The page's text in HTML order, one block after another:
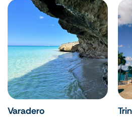
Varadero